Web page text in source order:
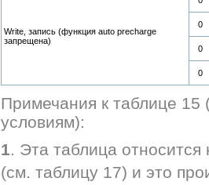
Write, запись (функция auto precharge
запрещена)
0
0
0
Примечания к таблице 15
условиям):
1. Эта таблица относится
(см. таблицу 17) и это